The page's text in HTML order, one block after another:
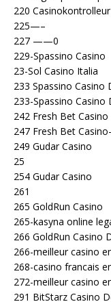
220
225—–
227 ——0
229-Spassino Casino
23-Sol Casino Italia
233 Spassino Casino
233-Spassino Casino
242 Fresh Bet Casino
247 Fresh Bet Casino-
249 Gudar Casino
25
254 Gudar Casino
261
265 GoldRun Casino
265-kasyna online
266 GoldRun Casino
266-meilleur casino
268-casino francais
272-meilleur casino
291 BitStarz Casino